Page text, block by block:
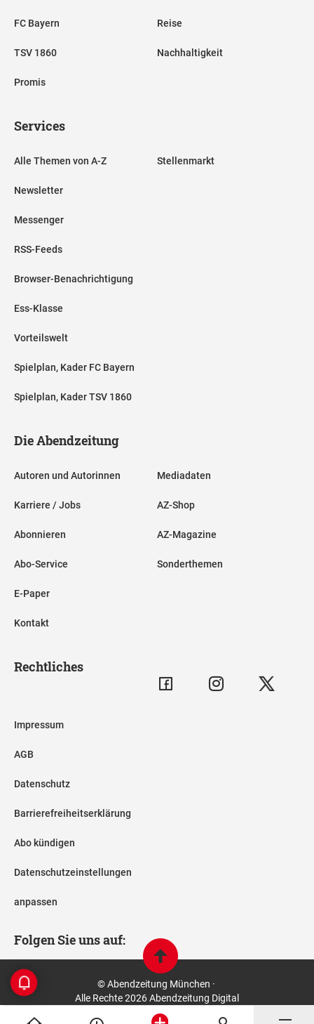
FC Bayern
TSV 1860
Promis
Reise
Nachhaltigkeit
Services
Alle Themen von A-Z
Newsletter
Messenger
RSS-Feeds
Browser-Benachrichtigung
Ess-Klasse
Vorteilswelt
Spielplan, Kader FC Bayern
Spielplan, Kader TSV 1860
Stellenmarkt
Die Abendzeitung
Autoren und Autorinnen
Karriere / Jobs
Abonnieren
Abo-Service
E-Paper
Kontakt
Mediadaten
AZ-Shop
AZ-Magazine
Sonderthemen
Rechtliches
Impressum
AGB
Datenschutz
Barrierefreiheitserklärung
Abo kündigen
Datenschutzeinstellungen
anpassen
Folgen Sie uns auf:
© Abendzeitung München ·
Alle Rechte 2026 Abendzeitung Digital